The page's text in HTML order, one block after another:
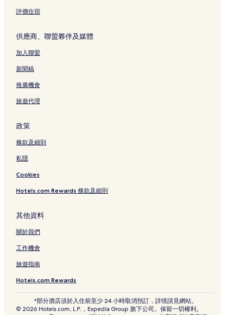
評價住宿
供應商、聯盟夥伴及媒體
加入聯盟
新聞稿
推廣機會
旅遊代理
政策
條款及細則
私隱
Cookies
Hotels.com Rewards 條款及細則
其他資料
關於我們
工作機會
旅遊指南
Hotels.com Rewards
*部分酒店須於入住前至少 24 小時取消預訂，詳情請見網站。
© 2026 Hotels.com, L.P.，Expedia Group 旗下公司。保留一切權利。